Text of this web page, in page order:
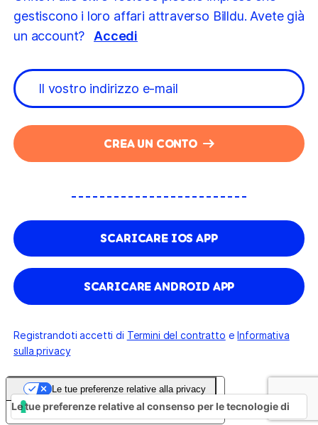
gestiscono i loro affari attraverso Billdu. Avete già
un account?
Accedi
CREA UN CONTO
SCARICARE IOS APP
SCARICARE ANDROID APP
Registrandoti accetti di Termini del contratto eInformativa
sulla privacy
Informativa sulla raccolta
Le tue preferenze relative alla privacy
Le tue preferenze relative al consenso per le tecnologie di